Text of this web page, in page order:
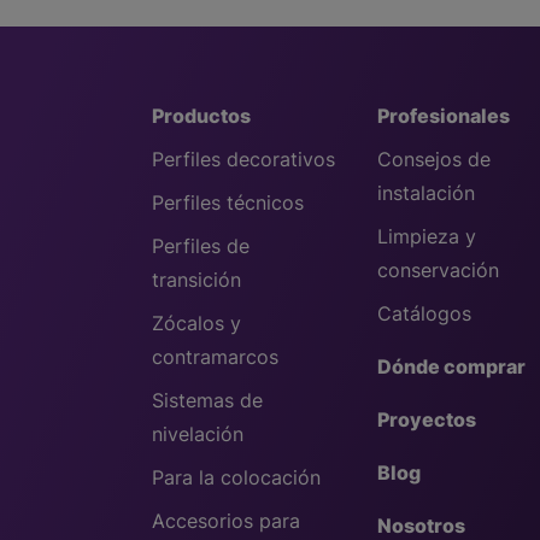
Productos
Perfiles decorativos
Perfiles técnicos
Perfiles de
transición
Zócalos y
contramarcos
Sistemas de
nivelación
Para la colocación
Accesorios para
Profesionales
Consejos de
instalación
Limpieza y
conservación
Catálogos
Dónde comprar
Proyectos
Blog
Nosotros